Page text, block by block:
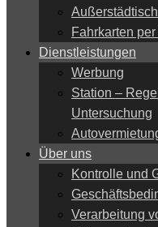
Fahrkarten
Dienstleistungen
Werbung
Station –
Untersuchung
Über uns
Kontrolle und
Verarbeitung